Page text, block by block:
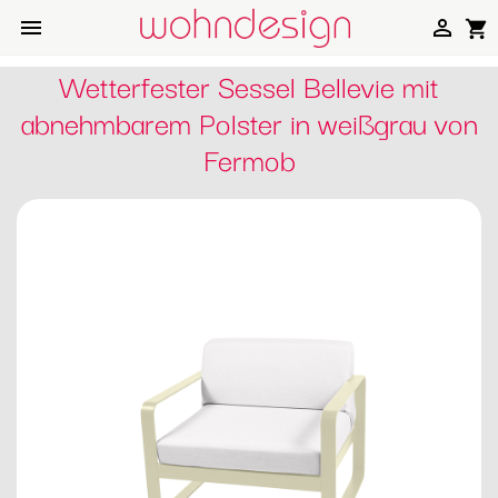
 shopping_cart

Wetterfester Sessel Bellevie mit
abnehmbarem Polster in weißgrau von
Fermob